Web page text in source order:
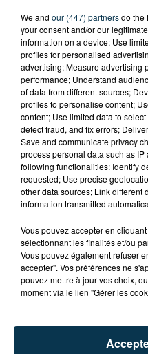
TITRES DIFFUSÉS
6h38
6h38
We and our (447) partnersdo the
your consent and/or our
information on a device; Use
profiles for personalised
advertising; Measure advertising
performance; Understand
of data from different sources;
profiles to personalise content;
content; Use limited data to
detect fraud, and fix errors;
Save and communicate privacy
process personal data such as
following functionalities: Identify
requested; Use precise
other data sources; Link different
information transmitted
Vous pouvez accepter en
sélectionnant les finalités et/ou
Vous pouvez également refuser
accepter". Vos préférences ne
pouvez mettre à jour vos choix,
moment via le lien "Gérer les